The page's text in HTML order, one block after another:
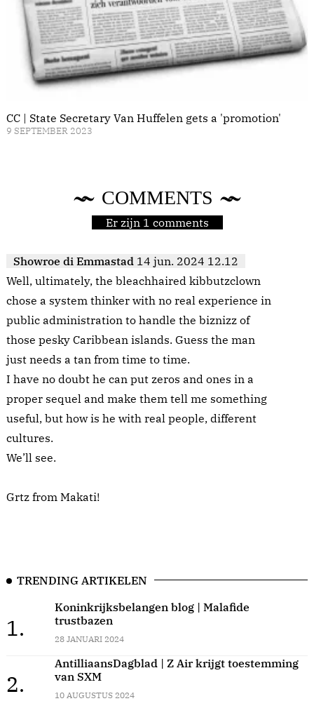
CC | State Secretary Van Huffelen gets a 'promotion'
9 SEPTEMBER 2023
COMMENTS
Er zijn 1 comments
Showroe di Emmastad 14 jun. 2024 12.12
Well, ultimately, the bleachhaired kibbutzclown
chose a system thinker with no real experience in
public administration to handle the biznizz of
those pesky Caribbean islands. Guess the man
just needs a tan from time to time.
I have no doubt he can put zeros and ones in a
proper sequel and make them tell me something
useful, but how is he with real people, different
cultures.
We’ll see.
Grtz from Makati!
TRENDING ARTIKELEN
1.
Koninkrijksbelangen blog | Malafide
trustbazen
28 JANUARI 2024
2.
AntilliaansDagblad | Z Air krijgt toestemming
van SXM
10 AUGUSTUS 2024